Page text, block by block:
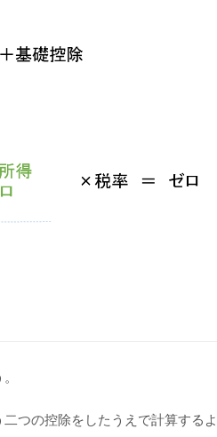
つの控除をしたうえで計算する